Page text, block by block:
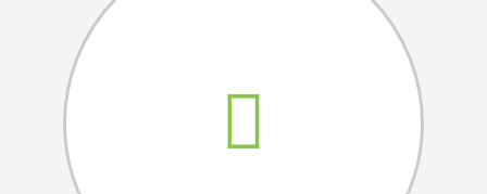
Semana Sénior
Passeio do Idoso
Associados
Publicações Oficiais